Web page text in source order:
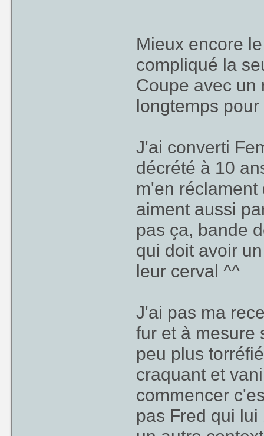
CUILLERE. Le
Et en plus,
tous les creux
Mieux encore
compliqué la
Coupe avec un
longtemps
J'ai converti
décrété à 10
m'en
aiment aussi
pas ça, bande
qui doit avoir
leur cerval ^^
J'ai pas ma
fur et à mesure
peu plus
craquant et
commencer
pas Fred qui